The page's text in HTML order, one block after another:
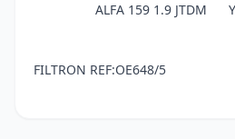
ALFA 159 1.9 JTDM
FILTRON REF:OE648/5